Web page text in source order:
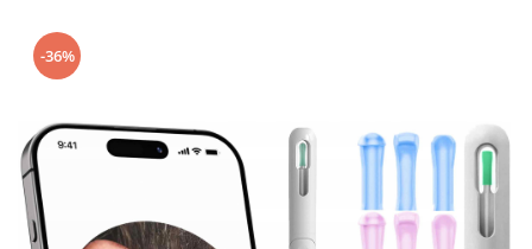
Philips
Tefal Rowenta X-Force Flex
Aspiratoare
Auto Moto
Accesorii auto interioare
-36%